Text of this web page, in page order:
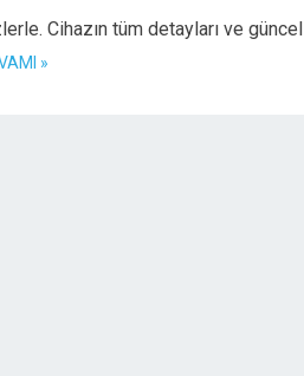
Cihazın tüm detayları ve güncel
»